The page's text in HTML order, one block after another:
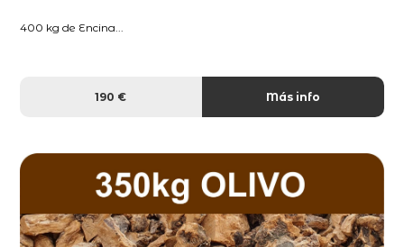
400 kg de Encina...
190 € Más info